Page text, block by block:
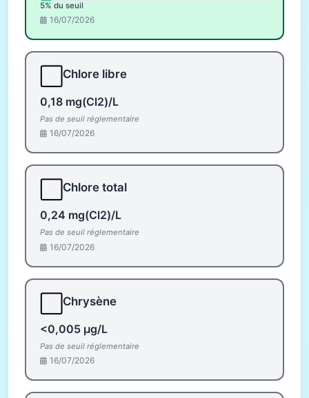
5% du seuil
16/07/2026
Chlore libre
0,18 mg(Cl2)/L
Pas de seuil réglementaire
16/07/2026
Chlore total
0,24 mg(Cl2)/L
Pas de seuil réglementaire
16/07/2026
Chrysène
<0,005 µg/L
Pas de seuil réglementaire
16/07/2026